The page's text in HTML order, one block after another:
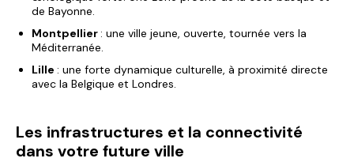
de Bayonne.
Montpellier : une ville jeune, ouverte, tournée vers la
Méditerranée.
Lille : une forte dynamique culturelle, à proximité directe
avec la Belgique et Londres.
Les infrastructures et la connectivité
dans votre future ville